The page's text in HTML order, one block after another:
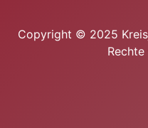
Copyright © 2025